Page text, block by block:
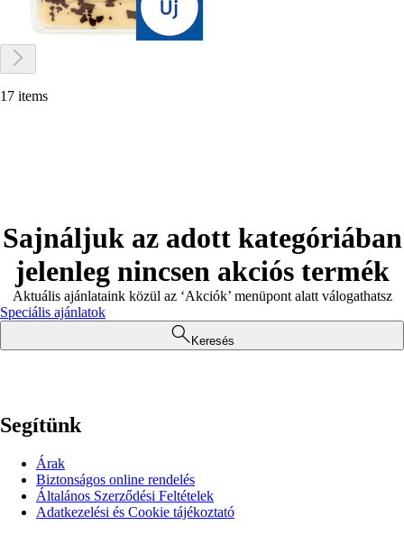
17 items
Sajnáljuk az adott kategóriában
jelenleg nincsen akciós termék
Aktuális ajánlataink közül az ‘Akciók’ menüpont alatt válogathatsz
Speciális ajánlatok
Keresés
Segítünk
Árak
Biztonságos online rendelés
Általános Szerződési Feltételek
Adatkezelési és Cookie tájékoztató